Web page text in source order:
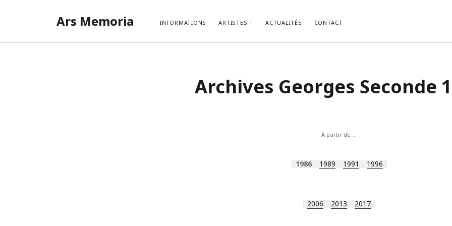
Ars Memoria INFORMATIONS ARTISTES ACTUALITÉS CONTACT
Archives Georges Seconde
À partir de …
1986 1989 1991 1996
2006 2013 2017